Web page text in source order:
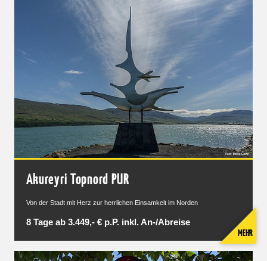
Akureyri Topnord PUR
Von der Stadt mit Herz zur herrlichen Einsamkeit im Norden
8 Tage ab 3.449,- € p.P. inkl. An-/Abreise
MEHR